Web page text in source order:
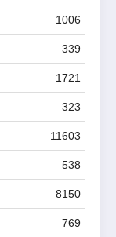
1006
339
1721
323
11603
538
8150
769